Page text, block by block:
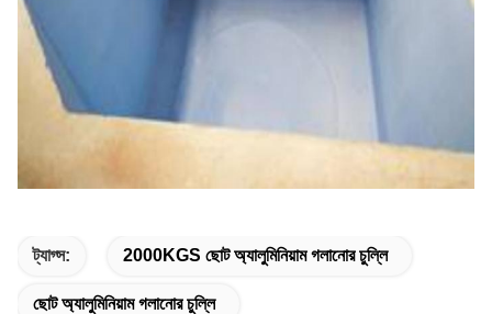
ট্যাগ্স: 2000KGS ছোট অ্যালুমিনিয়াম গলানোর চুল্লি
ছোট অ্যালুমিনিয়াম গলানোর চুল্লি